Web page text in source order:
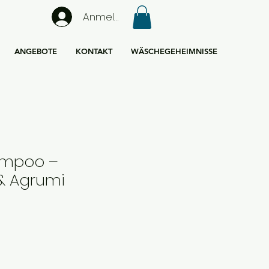
Anmelden
ANGEBOTE KONTAKT WÄSCHEGEHEIMNISSE
–
Agrumi